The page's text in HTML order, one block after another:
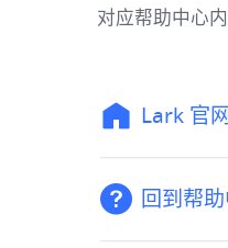
对应帮助中心
Lark 官
回到帮